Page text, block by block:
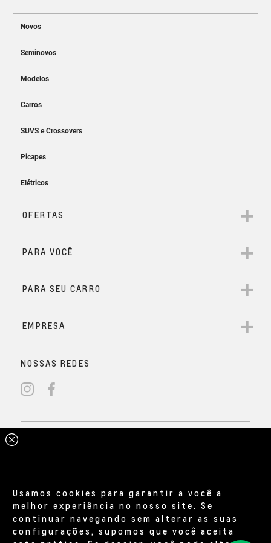
Usamos cookies para garantir a você a
melhor experiência no nosso site. Se
continuar navegando sem alterar as suas
configurações, supomos que você aceita